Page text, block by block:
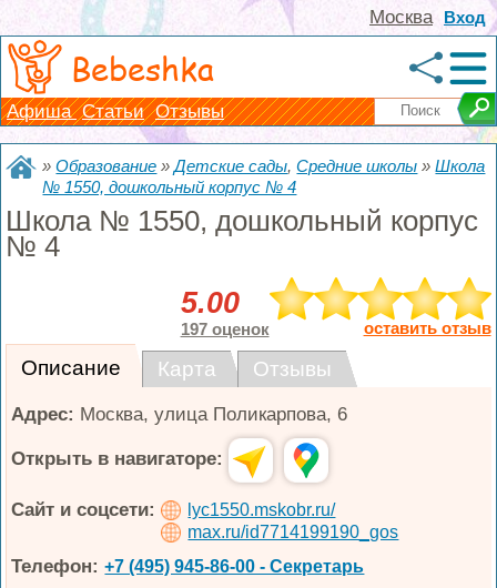
Вход
Москва
Bebeshka
Афиша Статьи Отзывы
»Образование »Детские сады,Средние школы »Школа
№ 1550, дошкольный корпус № 4
Школа № 1550, дошкольный корпус
№ 4
5.00
197 оценок оставить отзыв
Описание Карта Отзывы
Адрес: Москва,улица Поликарпова, 6
Открыть в навигаторе:
Сайт и соцсети:
lyc1550.mskobr.ru/
max.ru/id7714199190_gos
Телефон: +7 (495) 945-86-00 - Секретарь